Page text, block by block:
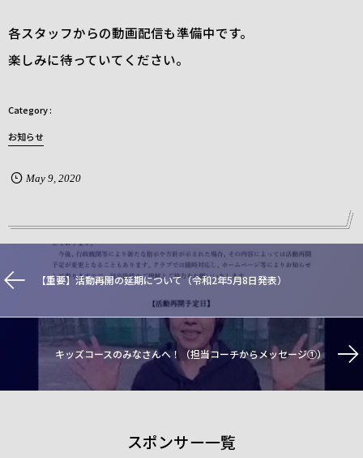
各スタッフからの動画配信も準備中です。
楽しみに待っていてください。
お知らせ
May 9, 2020
【重要】活動再開の延期について（令和2年5月8日発表）
キッズコースのみなさんへ！（担当コーチからメッセージ①）
スポンサー一覧